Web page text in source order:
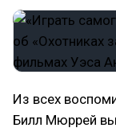
Из всех
Билл Мюррей